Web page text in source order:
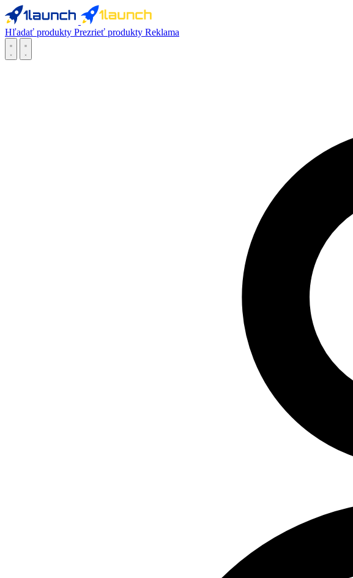
Hľadať produkty Prezrieť produkty Reklama